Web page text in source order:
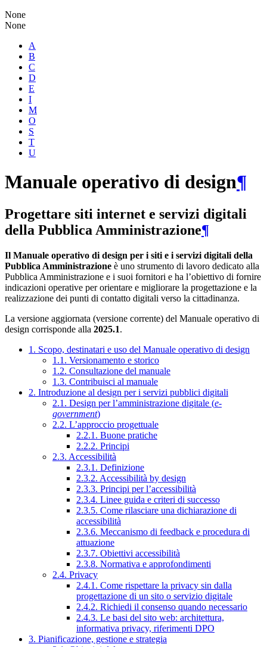
None
None
A
B
C
D
E
I
M
O
S
T
U
Manuale operativo di design¶
Progettare siti internet e servizi digitali
della Pubblica Amministrazione¶
Il Manuale operativo di design per i siti e i servizi digitali della
Pubblica Amministrazione è uno strumento di lavoro dedicato alla
Pubblica Amministrazione e i suoi fornitori e ha l’obiettivo di fornire
indicazioni operative per orientare e migliorare la progettazione e la
realizzazione dei punti di contatto digitali verso la cittadinanza.
La versione aggiornata (versione corrente) del Manuale operativo di
design corrisponde alla 2025.1.
1. Scopo, destinatari e uso del Manuale operativo di design
1.1. Versionamento e storico
1.2. Consultazione del manuale
1.3. Contribuisci al manuale
2. Introduzione al design per i servizi pubblici digitali
2.1. Design per l’amministrazione digitale (e-
government)
2.2. L’approccio progettuale
2.2.1. Buone pratiche
2.2.2. Principi
2.3. Accessibilità
2.3.1. Definizione
2.3.2. Accessibilità by design
2.3.3. Principi per l’accessibilità
2.3.4. Linee guida e criteri di successo
2.3.5. Come rilasciare una dichiarazione di
accessibilità
2.3.6. Meccanismo di feedback e procedura di
attuazione
2.3.7. Obiettivi accessibilità
2.3.8. Normativa e approfondimenti
2.4. Privacy
2.4.1. Come rispettare la privacy sin dalla
progettazione di un sito o servizio digitale
2.4.2. Richiedi il consenso quando necessario
2.4.3. Le basi del sito web: architettura,
informativa privacy, riferimenti DPO
3. Pianificazione, gestione e strategia